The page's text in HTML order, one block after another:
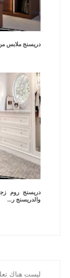
دريسنج ملابس
دريسنج روم
والدريسنج ر...
ليست هناك